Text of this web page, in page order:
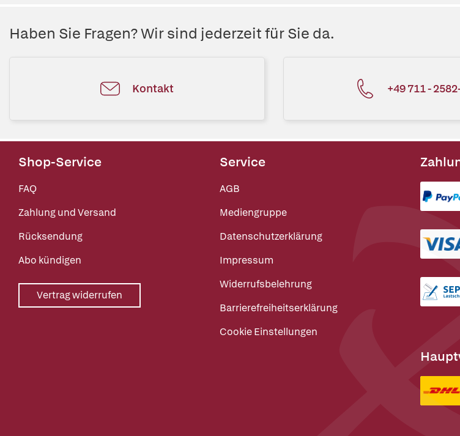
Haben Sie Fragen? Wir sind jederzeit für Sie da.
Kontakt +49 711 -
Shop-Service
FAQ
Zahlung und Versand
Rücksendung
Abo kündigen
Vertrag widerrufen
Service
AGB
Mediengruppe
Datenschutzerklärung
Impressum
Widerrufsbelehrung
Barrierefreiheitserklärung
Cookie Einstellungen